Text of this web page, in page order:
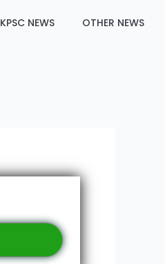
KPSC NEWS OTHER NEWS